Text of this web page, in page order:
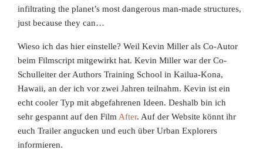
infiltrating the planet’s most dangerous man-made structures,
just because they can…
Wieso ich das hier einstelle? Weil Kevin Miller als Co-Autor
beim Filmscript mitgewirkt hat. Kevin Miller war der Co-
Schulleiter der Authors Training School in Kailua-Kona,
Hawaii, an der ich vor zwei Jahren teilnahm. Kevin ist ein
echt cooler Typ mit abgefahrenen Ideen. Deshalb bin ich
sehr gespannt auf den Film After. Auf der Website könnt ihr
euch Trailer angucken und euch über Urban Explorers
informieren.